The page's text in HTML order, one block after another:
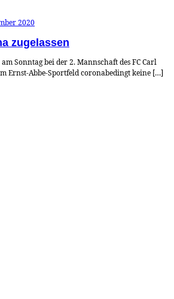
2020
zugelassen
Sonntag bei der 2. Mannschaft des FC Carl
Ernst-Abbe-Sportfeld coronabedingt keine […]